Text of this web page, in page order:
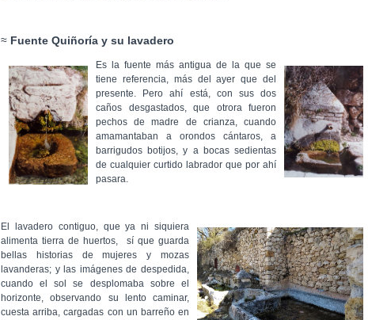
≈ Fuente Quiñoría y su lavadero
Es la fuente más antigua de la que se
tiene referencia, más del ayer que del
presente. Pero ahí está, con sus dos
caños desgastados, que otrora fueron
pechos de madre de crianza, cuando
amamantaban a orondos cántaros, a
barrigudos botijos, y a bocas sedientas
de cualquier curtido labrador que por ahí
pasara.
El lavadero contiguo, que ya ni siquiera
alimenta tierra de huertos,
sí que guarda
bellas historias de mujeres y mozas
lavanderas; y las imágenes de despedida,
cuando el sol se desplomaba sobre el
horizonte, observando su lento caminar,
cuesta arriba, cargadas con un barreño en